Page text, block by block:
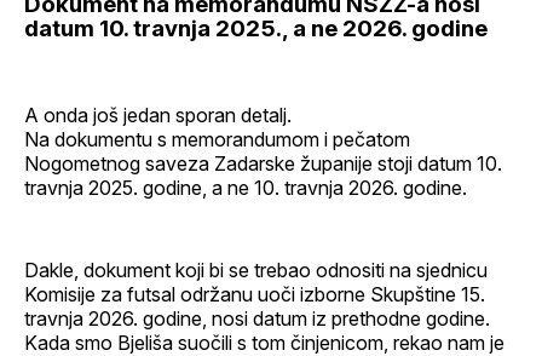
datum 10. travnja 2025., a ne 2026. godine
A onda još jedan sporan detalj.
Na dokumentu s memorandumom i pečatom
Nogometnog saveza Zadarske županije stoji datum 10.
travnja 2025. godine, a ne 10. travnja 2026. godine.
Dakle, dokument koji bi se trebao odnositi na sjednicu
Komisije za futsal održanu uoči izborne Skupštine 15.
travnja 2026. godine, nosi datum iz prethodne godine.
Kada smo Bjeliša suočili s tom činjenicom, rekao nam je